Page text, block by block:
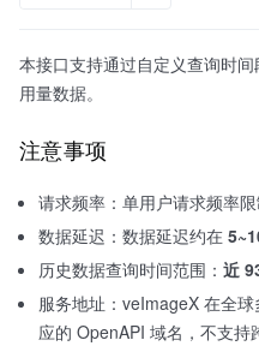
本接口支持通过自定义查询时
用量数据。
注意事项
请求频率：单用户请求频率
数据延迟：数据延迟约在
历史数据查询时间范围： 近
服务地址：veImageX 在全
应的 OpenAPI 域名，不支